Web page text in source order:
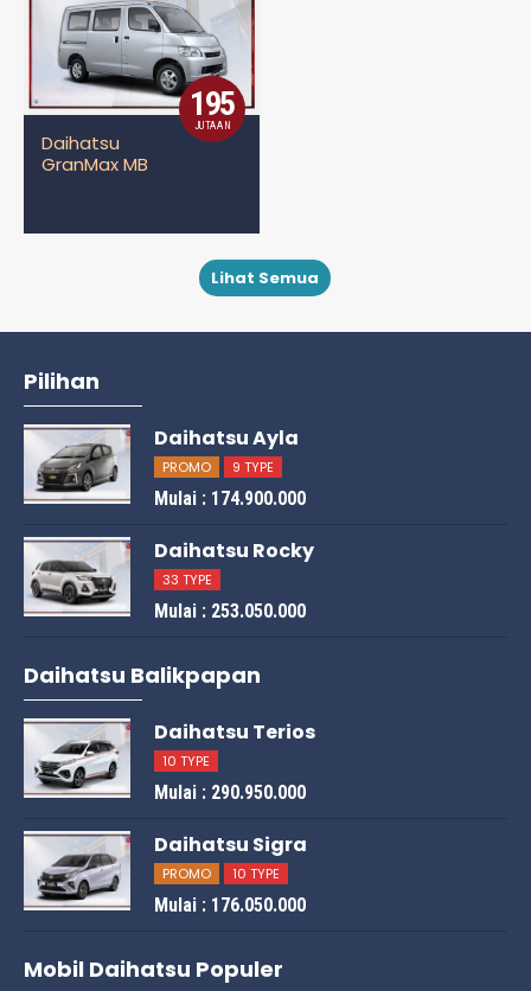
195
JUTAAN
Daihatsu
GranMax MB
Lihat Semua
Pilihan
Daihatsu Ayla
PROMO 9 TYPE
Mulai : 174.900.000
Daihatsu Rocky
33 TYPE
Mulai : 253.050.000
Daihatsu Balikpapan
Daihatsu Terios
10 TYPE
Mulai : 290.950.000
Daihatsu Sigra
PROMO 10 TYPE
Mulai : 176.050.000
Mobil Daihatsu Populer